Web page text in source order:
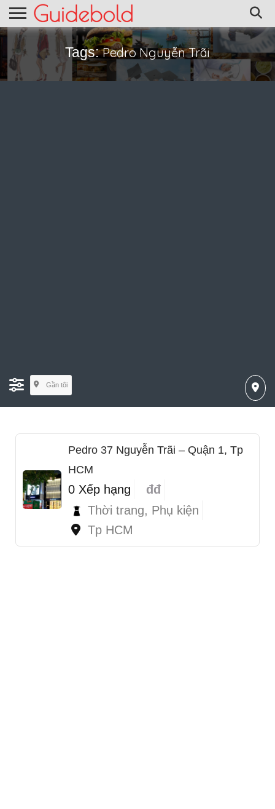
Tags:Pedro Nguyễn Trãi
Gần tôi
Pedro 37 Nguyễn Trãi – Quận 1, Tp
HCM
0 Xếp hạng
đđ
Thời trang, Phụ kiện
Tp HCM